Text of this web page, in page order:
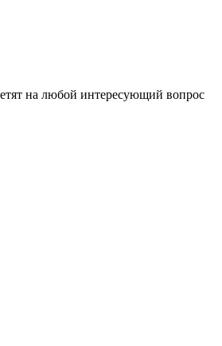
на любой интересующий вопрос